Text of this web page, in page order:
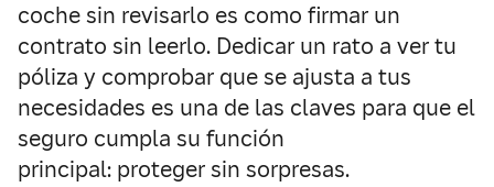
coche sin revisarlo es como firmar un
contrato sin leerlo. Dedicar un rato a ver tu
póliza y comprobar que se ajusta a tus
necesidades es una de las claves para que el
seguro cumpla su función
principal: proteger sin sorpresas.